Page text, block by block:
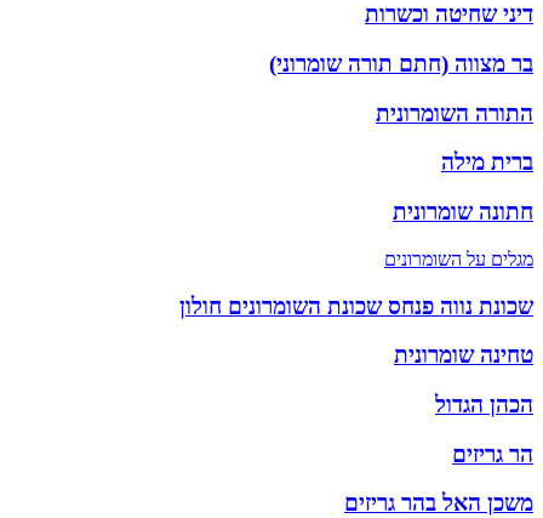
דיני שחיטה וכשרות
בר מצווה (חתם תורה שומרוני)
התורה השומרונית
ברית מילה
חתונה שומרונית
מגלים על השומרונים
שכונת נווה פנחס שכונת השומרונים חולון
טחינה שומרונית
הכהן הגדול
הר גריזים
משכן האל בהר גריזים